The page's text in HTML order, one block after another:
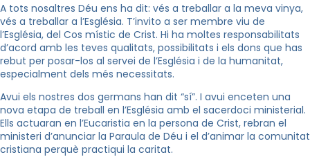
A tots nosaltres Déu ens ha dit: vés a treballar a la meva vinya,
vés a treballar a l’Església. T’invito a ser membre viu de
l’Església, del Cos místic de Crist. Hi ha moltes responsabilitats
d’acord amb les teves qualitats, possibilitats i els dons que has
rebut per posar-los al servei de l’Església i de la humanitat,
especialment dels més necessitats.
Avui els nostres dos germans han dit “sí”. I avui enceten una
nova etapa de treball en l’Església amb el sacerdoci ministerial.
Ells actuaran en l’Eucaristia en la persona de Crist, rebran el
ministeri d’anunciar la Paraula de Déu i el d’animar la comunitat
cristiana perquè practiqui la caritat.